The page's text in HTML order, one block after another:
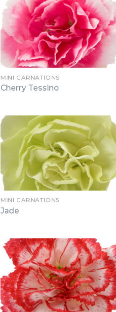
MINI CARNATIONS
Cherry Tessino
MINI CARNATIONS
Jade